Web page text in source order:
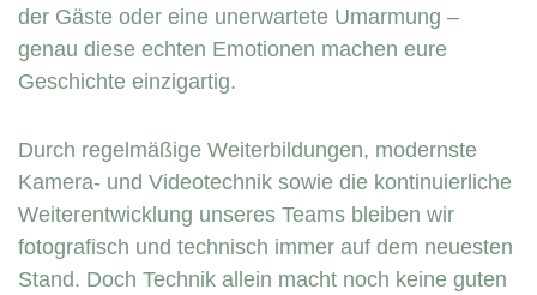
der Gäste oder eine unerwartete Umarmung –
genau diese echten Emotionen machen eure
Geschichte einzigartig.
Durch regelmäßige Weiterbildungen, modernste
Kamera- und Videotechnik sowie die kontinuierliche
Weiterentwicklung unseres Teams bleiben wir
fotografisch und technisch immer auf dem neuesten
Stand. Doch Technik allein macht noch keine guten